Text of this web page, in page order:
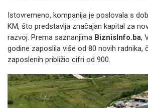
Istovremeno, kompanija je poslovala s
KM, što predstavlja značajan kapital za
razvoj. Prema saznanjima BiznisInfo.ba,
godine zaposlila više od 80 novih radnika,
zaposlenih približio cifri od 900.